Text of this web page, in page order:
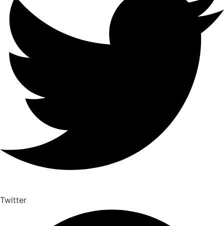
Twitter